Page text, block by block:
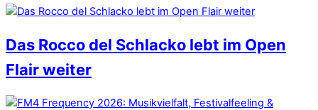
Das Rocco del Schlacko lebt im Open
Flair weiter